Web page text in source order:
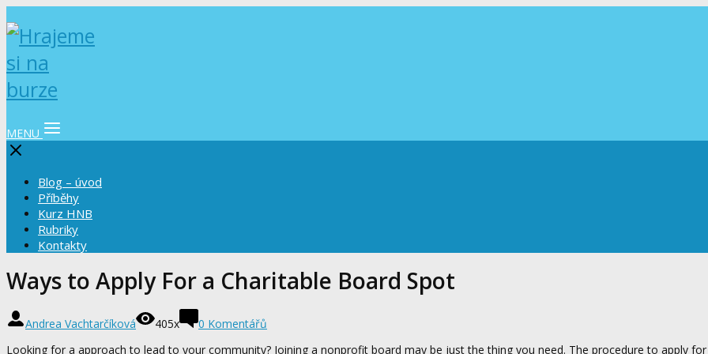
MENU
Blog – úvod
Příběhy
Kurz HNB
Rubriky
Kontakty
Ways to Apply For a Charitable Board Spot
Andrea Vachtarčíková 405x
0 Komentářů
Looking for a approach to lead to your community? Joining a nonprofit board may be just the thing you need. The procedure to apply